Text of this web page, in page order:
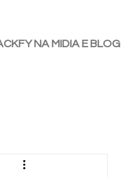
NA MIDIA E BLOG